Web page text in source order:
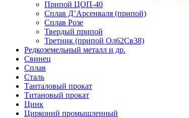
Припой ЦОП-40
Сплав Д’Арсенваля (припой)
Сплав Розе
Твердый припой
Третник (припой Ол62Св38)
Редкоземельный металл и др.
Свинец
Сплав
Сталь
Танталовый прокат
Титановый прокат
Цинк
Цирконий промышленный